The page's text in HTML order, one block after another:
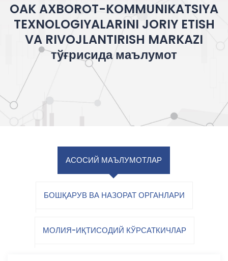
OAK AXBOROT-KOMMUNIKATSIYA
TEXNOLOGIYALARINI JORIY ETISH
VA RIVOJLANTIRISH MARKAZI
тўғрисида маълумот
АСОСИЙ МАЪЛУМОТЛАР
БОШҚАРУВ ВА НАЗОРАТ ОРГАНЛАРИ
МОЛИЯ-ИҚТИСОДИЙ КЎРСАТКИЧЛАР